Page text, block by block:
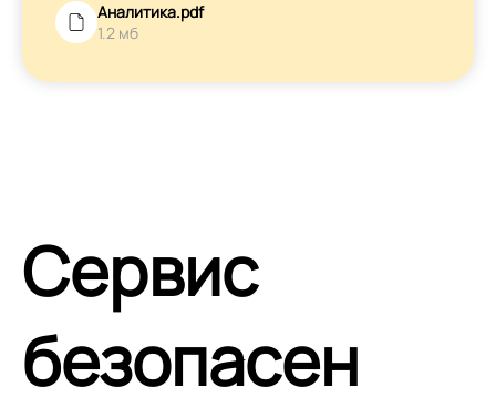
Аналитика.pdf
1.2 мб
Сервис
безопасен